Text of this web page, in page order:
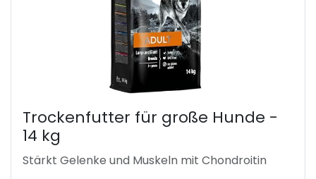
Trockenfutter für große Hunde -
14 kg
Stärkt Gelenke und Muskeln mit Chondroitin